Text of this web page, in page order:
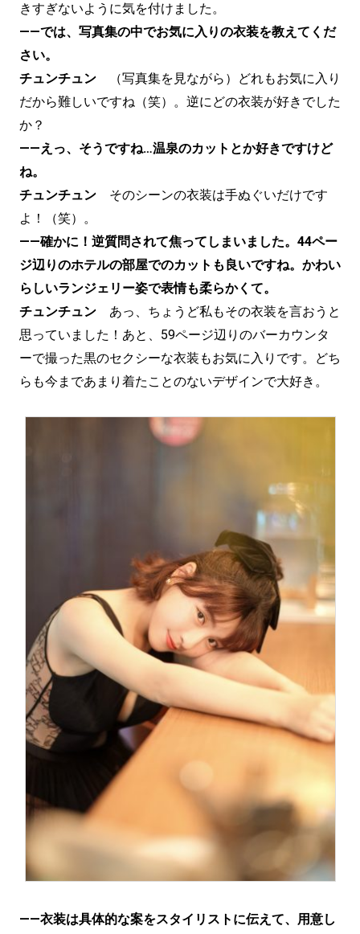
きすぎないように気を付けました。
——では、写真集の中でお気に入りの衣装を教えてくだ
さい。
チュンチュン （写真集を見ながら）どれもお気に入り
だから難しいですね（笑）。逆にどの衣装が好きでした
か？
——えっ、そうですね…温泉のカットとか好きですけど
ね。
チュンチュン そのシーンの衣装は手ぬぐいだけです
よ！（笑）。
——確かに！逆質問されて焦ってしまいました。44ペー
ジ辺りのホテルの部屋でのカットも良いですね。かわい
らしいランジェリー姿で表情も柔らかくて。
チュンチュン あっ、ちょうど私もその衣装を言おうと
思っていました！あと、59ページ辺りのバーカウンタ
ーで撮った黒のセクシーな衣装もお気に入りです。どち
らも今まであまり着たことのないデザインで大好き。
——衣装は具体的な案をスタイリストに伝えて、用意し